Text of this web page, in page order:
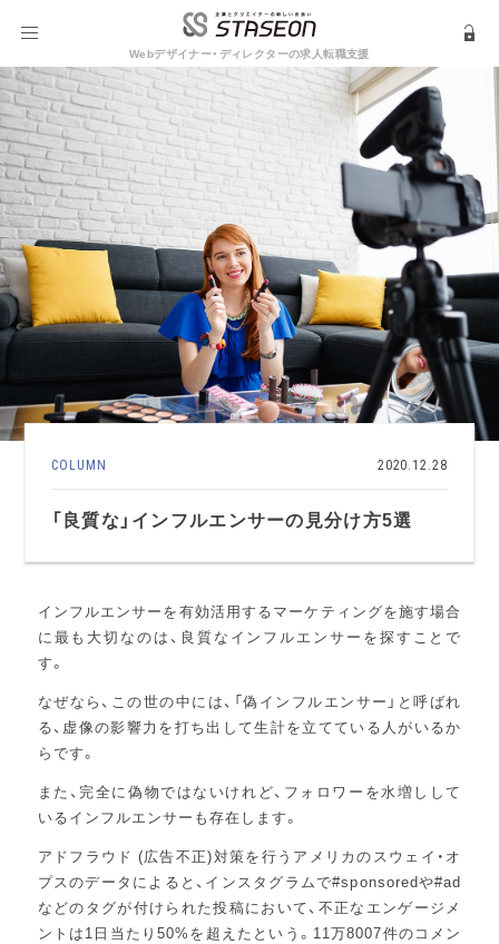
Webデザイナー・ディレクターの求人転職支援
COLUMN 2020.12.28
「良質な」インフルエンサーの見分け方5選
インフルエンサーを有効活用するマーケティングを施す場合
に最も大切なのは、良質なインフルエンサーを探すことで
す。
なぜなら、この世の中には、「偽インフルエンサー」と呼ばれ
る、虚像の影響力を打ち出して生計を立てている人がいるか
らです。
また、完全に偽物ではないけれど、フォロワーを水増しして
いるインフルエンサーも存在します。
アドフラウド (広告不正)対策を行うアメリカのスウェイ・オ
プスのデータによると、インスタグラムで#sponsoredや#ad
などのタグが付けられた投稿において、不正なエンゲージメ
ントは1日当たり50%を超えたという。11万8007件のコメン